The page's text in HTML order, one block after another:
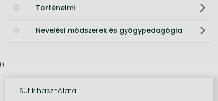
Történelmi
Nevelési módszerek és gyógypedagógia
0
Sütik használata